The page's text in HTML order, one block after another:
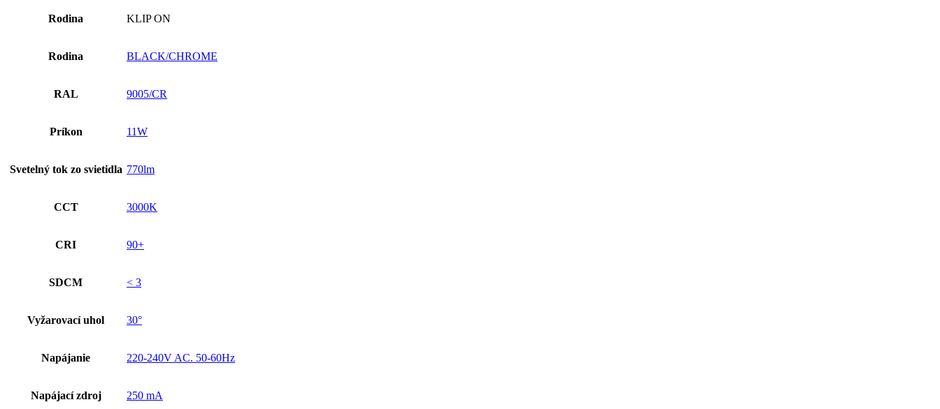
Rodina KLIP ON
Rodina BLACK/CHROME
RAL 9005/CR
Príkon 11W
Svetelný tok zo svietidla 770lm
CCT 3000K
CRI 90+
SDCM < 3
Vyžarovací uhol 30°
Napájanie 220-240V AC. 50-60Hz
Napájací zdroj 250 mA